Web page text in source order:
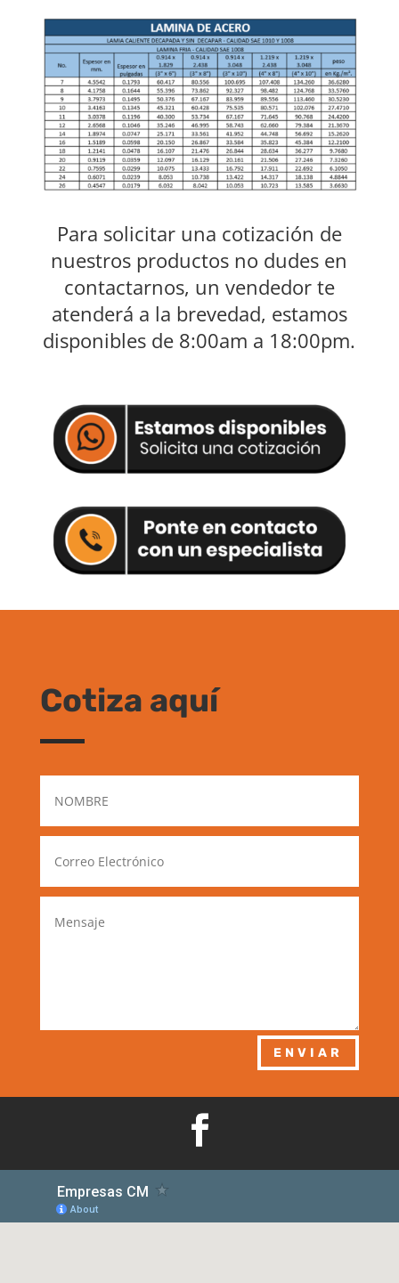
Para solicitar una cotización de
nuestros productos no dudes en
contactarnos, un vendedor te
atenderá a la brevedad, estamos
disponibles de 8:00am a 18:00pm.
Cotiza aquí
ENVIAR